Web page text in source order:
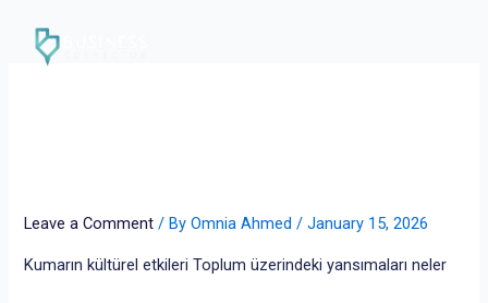
content
Leave a Comment / ByOmnia Ahmed/January 15, 2026
Kumarın kültürel etkileri Toplum üzerindeki yansımaları neler